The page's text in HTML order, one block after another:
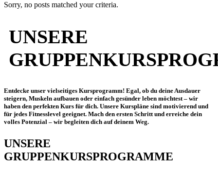
Sorry, no posts matched your criteria.
UNSERE
Entdecke unser vielseitiges Kursprogramm! Egal, ob du deine Ausdauer
steigern, Muskeln aufbauen oder einfach gesünder leben möchtest – wir
haben den perfekten Kurs für dich. Unsere Kurspläne sind motivierend und
für jedes Fitnesslevel geeignet. Mach den ersten Schritt und erreiche dein
volles Potenzial – wir begleiten dich auf deinem Weg.
UNSERE
GRUPPENKURSPROGRAMME